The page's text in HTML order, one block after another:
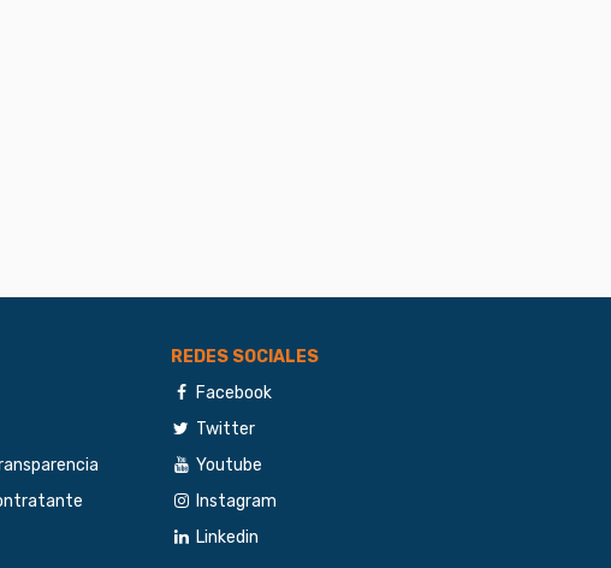
REDES SOCIALES
Facebook
Twitter
Youtube
Instagram
Linkedin